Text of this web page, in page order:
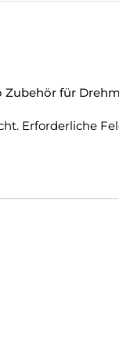
Zubehör für
Erforderliche